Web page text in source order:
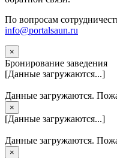
По вопросам
info@portalsaun.ru
×
Бронирование заведения
[Данные загружаются...]
Данные загружаются.
×
[Данные загружаются...]
Данные загружаются.
×